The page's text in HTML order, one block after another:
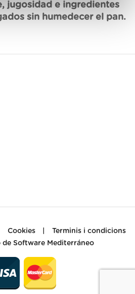
jugosidad e ingredientes
sin humedecer el pan.
Cookies
Terminis i condicions
de Software Mediterráneo